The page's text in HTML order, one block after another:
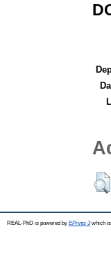
REAL-PhD is powered by EPrints 3which is